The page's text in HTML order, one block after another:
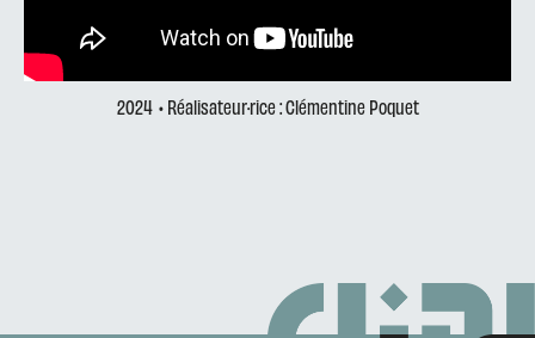
2024 • Réalisateur·rice : Clémentine Poquet